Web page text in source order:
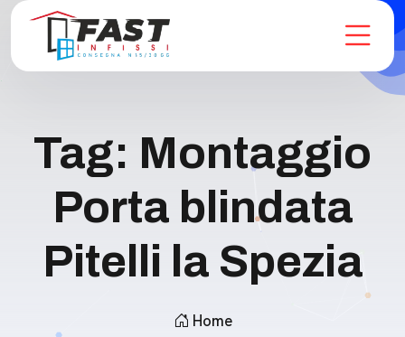
Tag: Montaggio
Porta blindata
Pitelli la Spezia
Home